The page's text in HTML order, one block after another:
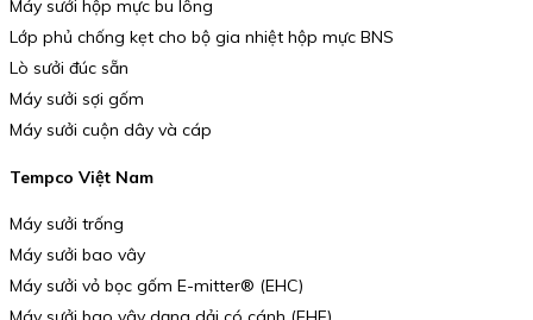
Máy sưởi hộp mực bu lông
Lớp phủ chống kẹt cho bộ gia nhiệt hộp mực BNS
Lò sưởi đúc sẵn
Máy sưởi sợi gốm
Máy sưởi cuộn dây và cáp
Tempco Việt Nam
Máy sưởi trống
Máy sưởi bao vây
Máy sưởi vỏ bọc gốm E-mitter® (EHC)